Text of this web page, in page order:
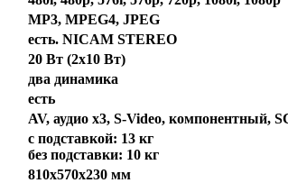
MP3, MPEG4, JPEG
есть. NICAM STEREO
20 Вт (2х10 Вт)
два динамика
есть
AV, аудио x3, S-Video, компонентный,
с подставкой: 13 кг
без подставки: 10 кг
810x570x230 мм